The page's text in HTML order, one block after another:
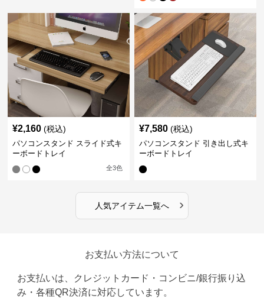
¥2,160 (税込)
パソコンスタンド スライド式キ
ーボードトレイ
全3色
¥7,580 (税込)
パソコンスタンド 引き出し式キ
ーボードトレイ
人気アイテム一覧へ ›
お支払い方法について
お支払いは、クレジットカード・コンビニ/銀行振り込
み・各種QR決済に対応しています。